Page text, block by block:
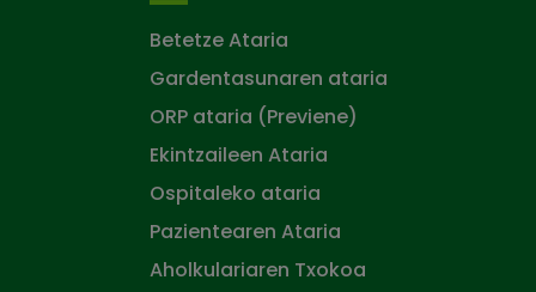
Betetze Ataria
Gardentasunaren ataria
ORP ataria (Previene)
Ekintzaileen Ataria
Ospitaleko ataria
Pazientearen Ataria
Aholkulariaren Txokoa